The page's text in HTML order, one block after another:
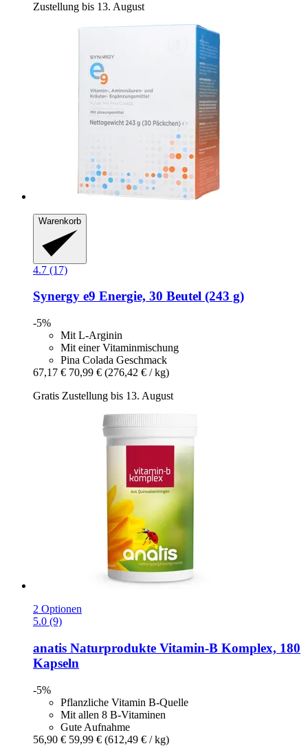
Zustellung bis 13. August
Warenkorb
4.7 (17)
Synergy e9 Energie, 30 Beutel (243 g)
-5%
Mit L-Arginin
Mit einer Vitaminmischung
Pina Colada Geschmack
67,17 € 70,99 € (276,42 € / kg)
Gratis Zustellung bis 13. August
2 Optionen
5.0 (9)
anatis Naturprodukte Vitamin-​B Komplex, 180
Kapseln
-5%
Pflanzliche Vitamin B-Quelle
Mit allen 8 B-Vitaminen
Gute Aufnahme
56,90 € 59,99 € (612,49 € / kg)